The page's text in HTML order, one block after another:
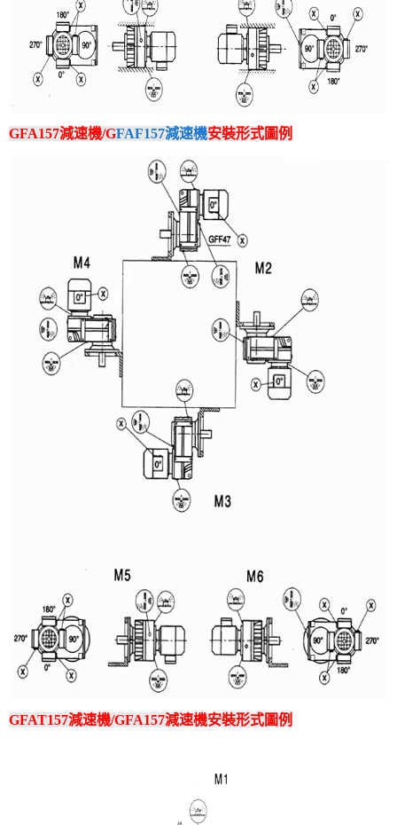
GFA157減速機/GFAF157減速機安裝形式圖例
GFAT157減速機/GFA157減速機安裝形式圖例